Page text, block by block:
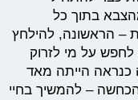
בתוך כל
– הראשונה, להילחץ
על מי לזרוק
הייתה מאד
– להמשיך בחיי